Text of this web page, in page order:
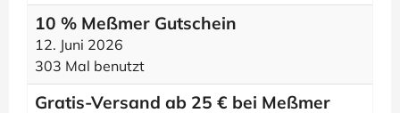
10 % Meßmer Gutschein
12. Juni 2026
303 Mal benutzt
Gratis-Versand ab 25 € bei Meßmer